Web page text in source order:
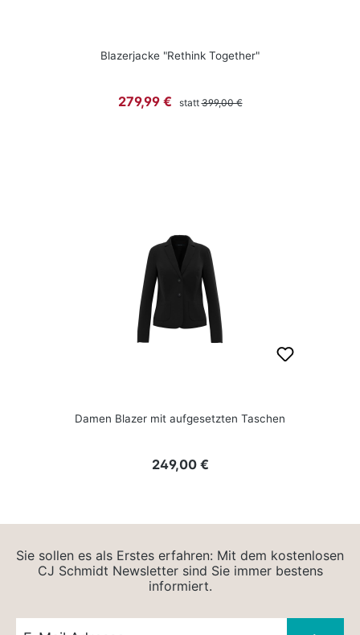
Blazerjacke "Rethink Together"
Verkaufspreis:
279,99 € stattRegulärer Preis:
399,00 €
Damen Blazer mit aufgesetzten Taschen
Regulärer Preis:
249,00 €
Sie sollen es als Erstes erfahren: Mit dem kostenlosen
CJ Schmidt Newsletter sind Sie immer bestens
informiert.